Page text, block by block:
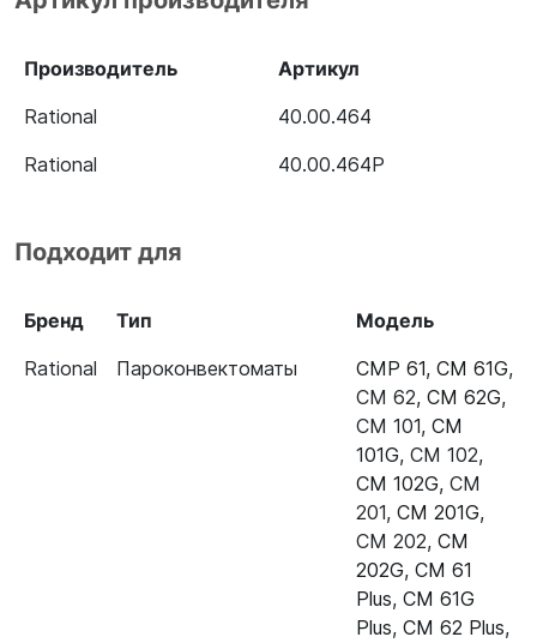
61G Plus (газ)
Пароконвектомат Rational CM
40.00.464
Пароконвектомат Rational CM
201G Plus (газ)
40.00.464
40.00.464
40.00.464
Производитель
Артикул
Rational
40.00.464
Rational
40.00.464P
Подходит для
Бренд Тип
Модель
Rational
Пароконвектоматы CMP 61, CM 61G,
CM 62, CM 62G,
CM 101, CM
101G, CM 102,
CM 102G, CM
201, CM 201G,
CM 202, CM
202G, CM 61
Plus, CM 61G
Plus, CM 62 Plus,